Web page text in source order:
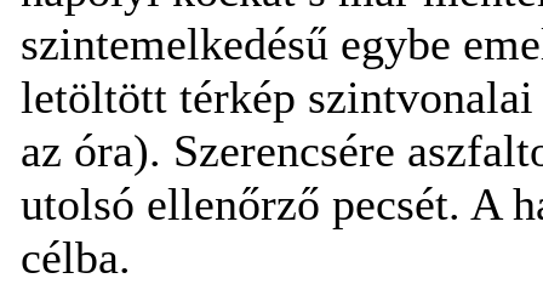
szintemelkedésű egybe
letöltött térkép szintvonalai
az óra). Szerencsére
utolsó ellenőrző pecsét. A
célba.